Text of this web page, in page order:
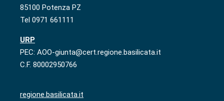
85100 Potenza PZ
Tel 0971 661111
URP
PEC: AOO-giunta@cert.regione.basilicata.it
C.F. 80002950766
regione.basilicata.it